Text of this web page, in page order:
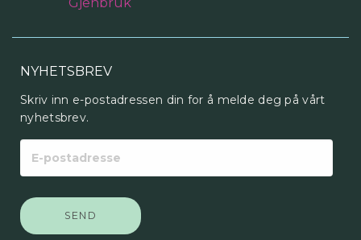
NYHETSBREV
Skriv inn e-postadressen din for å melde deg på vårt
nyhetsbrev.
postadresse